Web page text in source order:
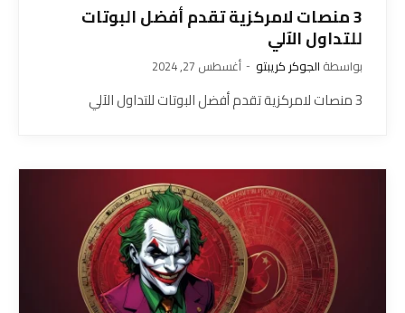
3 منصات لامركزية تقدم أفضل البوتات
للتداول الآلي
بواسطة الجوكر كريبتو أغسطس 27, 2024
3 منصات لامركزية تقدم أفضل البوتات للتداول الآلي